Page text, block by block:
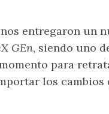
entregaron un
GEn, siendo uno
para
los cambios